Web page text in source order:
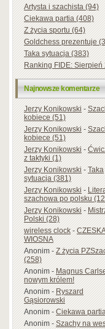
Artysta i szachista (94)
Ciekawa partia (408)
Z życia sportu (64)
Goldchess prezentuje
Taka sytuacja (383)
Ranking FIDE: Sierpień
Najnowsze komentarze
Jerzy Konikowski-
kobiece (51)
Jerzy Konikowski-
kobiece (51)
Jerzy Konikowski-
z taktyki (1)
Jerzy Konikowski-Taka
sytuacja (381)
Jerzy Konikowski-
szachowa po polsku
Jerzy Konikowski-
Polski (28)
wireless clock-
WIOSNA
Anonim-Z życia
(258)
Anonim-Magnus
nowym królem!
Anonim-Ryszard
Gąsiorowski
Anonim-Ciekawa
Anonim-Szachy na